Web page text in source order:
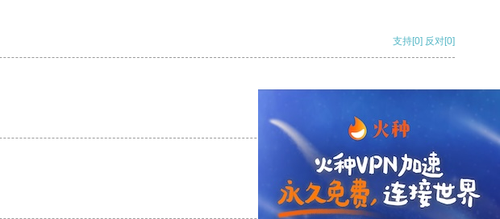
支持[0] 反对[0]
支持
支持[0] 反对[0]